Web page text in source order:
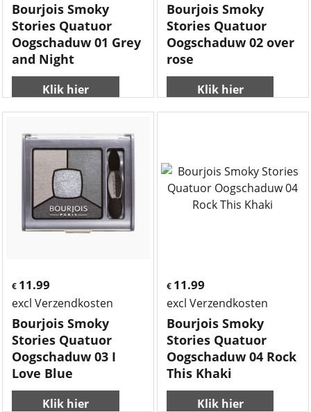
Bourjois Smoky
Stories Quatuor
Oogschaduw 01 Grey
and Night
Klik hier
Bourjois Smoky
Stories Quatuor
Oogschaduw 02 over
rose
Klik hier
€ 11.99
excl Verzendkosten
Bourjois Smoky
Stories Quatuor
Oogschaduw 03 I
Love Blue
Klik hier
€ 11.99
excl Verzendkosten
Bourjois Smoky
Stories Quatuor
Oogschaduw 04 Rock
This Khaki
Klik hier